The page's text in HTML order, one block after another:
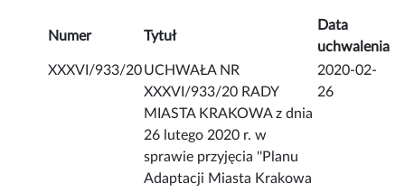
Numer Tytuł
Data
uchwalenia
XXXVI/933/20UCHWAŁA NR
XXXVI/933/20 RADY
MIASTA KRAKOWA z dnia
26 lutego 2020 r. w
sprawie przyjęcia ''Planu
Adaptacji Miasta Krakowa
2020-02-
26